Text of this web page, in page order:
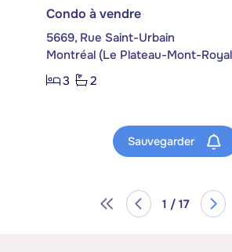
Condo à vendre
5669, Rue Saint-Urbain
Montréal (Le Plateau-Mont-
3
2
Sauvegarder
1 / 17